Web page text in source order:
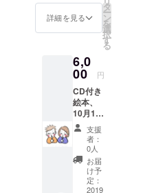
ます。
りま
す！！
重大発
表を生
てくだ
さった
方に、
とても
オスス
メの
コー
ス！！
もえ
ちゃ
ん、
ANKAZ
詳細を見る
タ
ー
ン
を
選
択
す
る
6,0
00 円
CD付き
絵本、
10月13
日の出
版ライ
ブ招待
券を ご
自宅に
送りま
す！！
支援
者：
0人
お届
け予
定：
2019